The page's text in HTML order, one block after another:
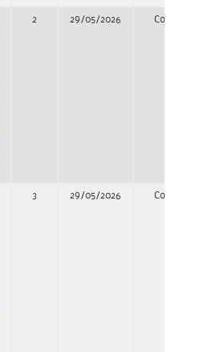
2 29/05/2026 Concurso
3 29/05/2026 Concurso